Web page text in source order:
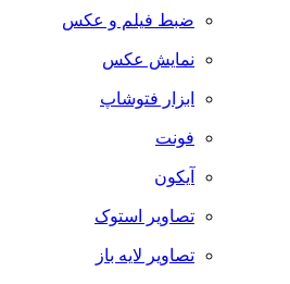
ضبط فيلم و عكس
نمایش عکس
ابزار فتوشاپ
فونت
آیکون
تصاویر استوک
تصاویر لایه باز